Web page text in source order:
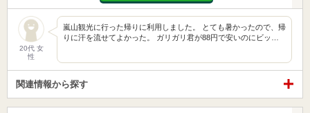
20代 女
性
嵐山観光に行った帰りに利用しました。 とても暑かったので、帰
りに汗を流せてよかった。 ガリガリ君が88円で安いのにビッ…
関連情報から探す